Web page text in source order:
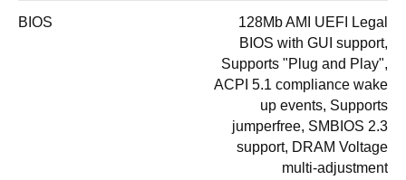
BIOS
128Mb AMI UEFI Legal
BIOS with GUI support,
Supports "Plug and Play",
ACPI 5.1 compliance wake
up events, Supports
jumperfree, SMBIOS 2.3
support, DRAM Voltage
multi-adjustment